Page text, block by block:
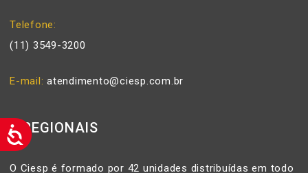
Telefone
(11) 3549-3200
E-mail atendimento@ciesp.com.br
REGIONAIS
O Ciesp é formado por 42 unidades distribuídas em todo